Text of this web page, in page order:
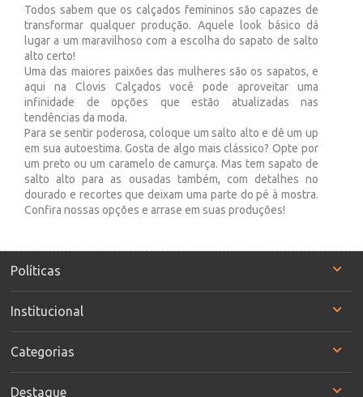
Todos sabem que os calçados femininos são capazes de
transformar qualquer produção. Aquele look básico dá
lugar a um maravilhoso com a escolha do sapato de salto
alto certo!
Uma das maiores paixões das mulheres são os sapatos, e
aqui na Clovis Calçados você pode aproveitar uma
infinidade de opções que estão atualizadas nas
tendências da moda.
Para se sentir poderosa, coloque um salto alto e dê um up
em sua autoestima. Gosta de algo mais clássico? Opte por
um preto ou um caramelo de camurça. Mas tem sapato de
salto alto para as ousadas também, com detalhes no
dourado e recortes que deixam uma parte do pé à mostra.
Confira nossas opções e arrase em suas produções!
Políticas
Institucional
Categorias
Destaque